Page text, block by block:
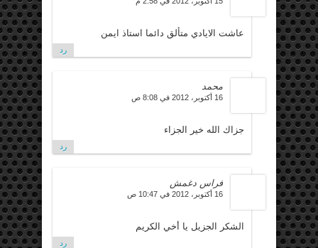
عاشت الايادي متألق دائما استاذ ايمن
رد
محمد
16 أكتوبر، 2012 في 8:08 ص
جزاك الله خير الجزاء
رد
فراس دغمش
16 أكتوبر، 2012 في 10:47 ص
الشكر الجزيل يا أخي الكريم
رد